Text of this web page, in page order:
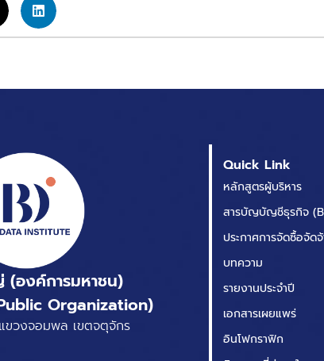
(องค์การมหาชน)
Organization)
ขวงจอมพล เขตจตุจักร
Quick Link
หลักสูตรผู้บริหาร
สารบัญบัญชีธุรกิจ
ประกาศการจัดซื้อจัด
บทความ
รายงานประจำปี
เอกสารเผยแพร่
อินโฟกราฟิก